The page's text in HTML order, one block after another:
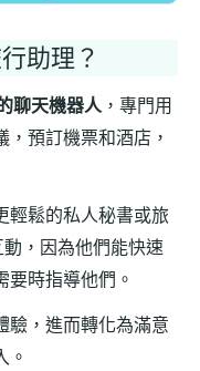
助理？
聊天機器人 ，專門用
預訂機票和酒店，
輕鬆的私人秘書或旅
，因為他們能快速
要時指導他們。
驗，進而轉化為滿意
。